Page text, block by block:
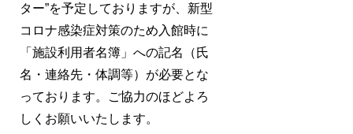
ター”を予定しておりますが、新型
コロナ感染症対策のため入館時に
「施設利用者名簿」への記名（氏
名・連絡先・体調等）が必要とな
っております。ご協力のほどよろ
しくお願いいたします。